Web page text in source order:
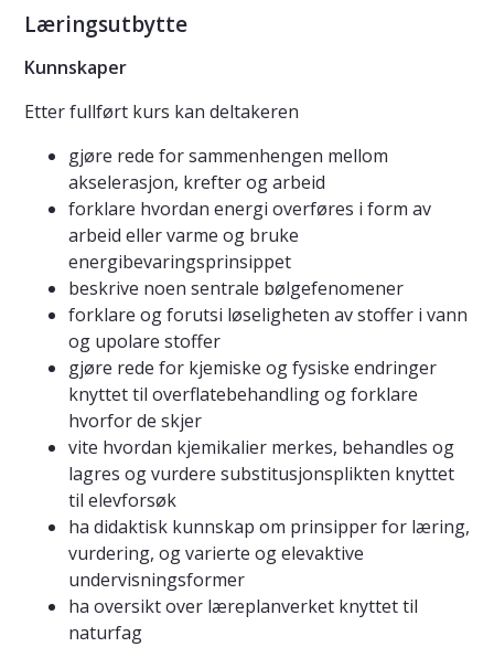
Læringsutbytte
Kunnskaper
Etter fullført kurs kan deltakeren
gjøre rede for sammenhengen mellom
akselerasjon, krefter og arbeid
forklare hvordan energi overføres i form av
arbeid eller varme og bruke
energibevaringsprinsippet
beskrive noen sentrale bølgefenomener
forklare og forutsi løseligheten av stoffer i vann
og upolare stoffer
gjøre rede for kjemiske og fysiske endringer
knyttet til overflatebehandling og forklare
hvorfor de skjer
vite hvordan kjemikalier merkes, behandles og
lagres og vurdere substitusjonsplikten knyttet
til elevforsøk
ha didaktisk kunnskap om prinsipper for læring,
vurdering, og varierte og elevaktive
undervisningsformer
ha oversikt over læreplanverket knyttet til
naturfag